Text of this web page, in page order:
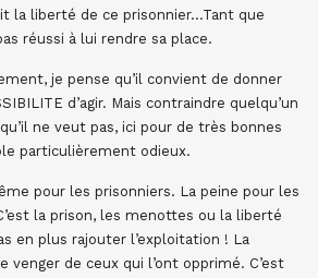
la liberté de ce prisonnier…Tant que
réussi à lui rendre sa place.
je pense qu’il convient de donner
d’agir. Mais contraindre quelqu’un
ne veut pas, ici pour de très bonnes
particulièrement odieux.
pour les prisonniers. La peine pour les
la prison, les menottes ou la liberté
en plus rajouter l’exploitation ! La
venger de ceux qui l’ont opprimé. C’est